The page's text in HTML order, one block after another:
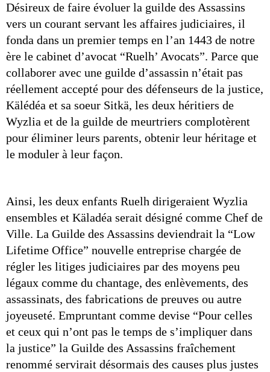
Désireux de faire évoluer la guilde des Assassins
vers un courant servant les affaires judiciaires, il
fonda dans un premier temps en l’an 1443 de notre
ère le cabinet d’avocat “Ruelh’ Avocats”. Parce que
collaborer avec une guilde d’assassin n’était pas
réellement accepté pour des défenseurs de la justice,
Kälédéa et sa soeur Sitkä, les deux héritiers de
Wyzlia et de la guilde de meurtriers complotèrent
pour éliminer leurs parents, obtenir leur héritage et
le moduler à leur façon.
Ainsi, les deux enfants Ruelh dirigeraient Wyzlia
ensembles et Käladéa serait désigné comme Chef de
Ville. La Guilde des Assassins deviendrait la “Low
Lifetime Office” nouvelle entreprise chargée de
régler les litiges judiciaires par des moyens peu
légaux comme du chantage, des enlèvements, des
assassinats, des fabrications de preuves ou autre
joyeuseté. Empruntant comme devise “Pour celles
et ceux qui n’ont pas le temps de s’impliquer dans
la justice” la Guilde des Assassins fraîchement
renommé servirait désormais des causes plus justes